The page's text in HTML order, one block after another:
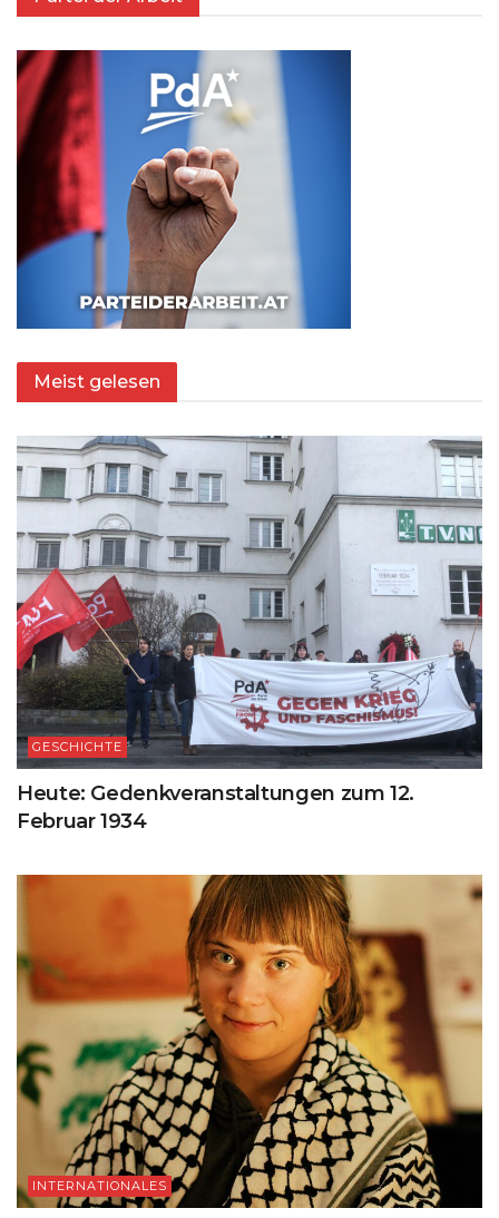
Meist gelesen
GESCHICHTE
Heute: Gedenkveranstaltungen zum 12.
Februar 1934
INTERNATIONALES